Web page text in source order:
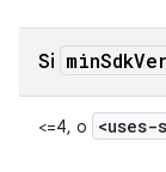
Si
<=4, o <uses-